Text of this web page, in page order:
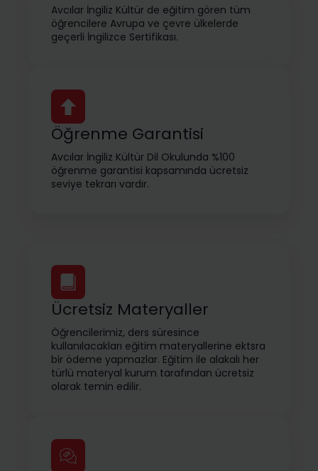
Avcılar İngiliz Kültür de eğitim gören tüm
öğrencilere Avrupa ve çevre ülkelerde
geçerli İngilizce Sertifikası.
Öğrenme Garantisi
Avcılar İngiliz Kültür Dil Okulunda %100
öğrenme garantisi kapsamında ücretsiz
seviye tekrarı vardır.
Ücretsiz Materyaller
Öğrencilerimiz, ders süresince
kullanılacakları eğitim materyallerine ektsra
bir ödeme yapmazlar. Eğitim ile alakalı her
türlü materyal kurum tarafından ücretsiz
olarak temin edilir.